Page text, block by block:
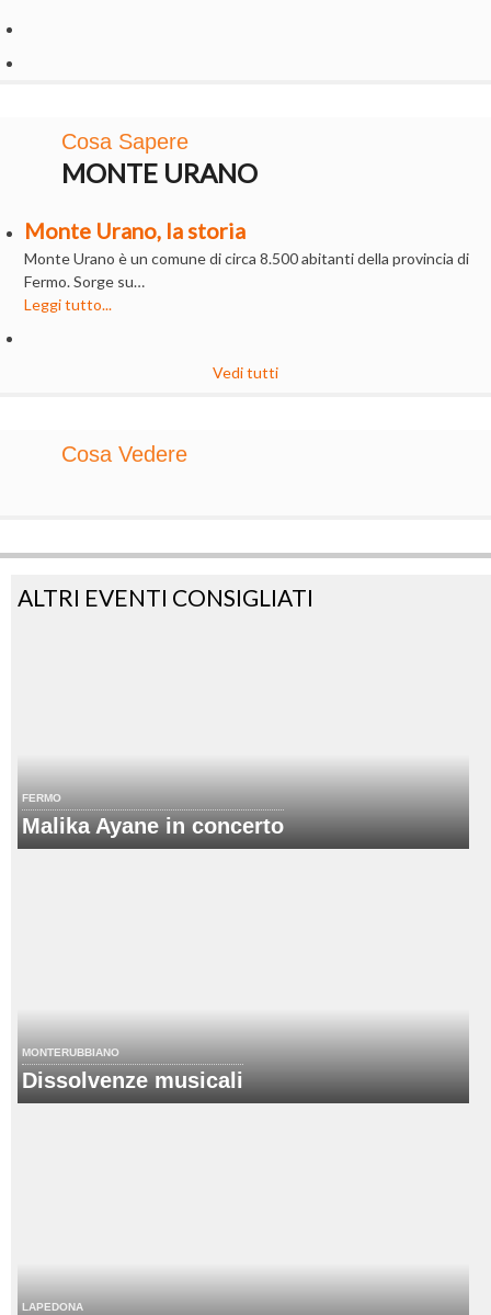
Cosa Sapere
MONTE URANO
Monte Urano, la storia
Monte Urano è un comune di circa 8.500 abitanti della provincia di
Fermo. Sorge su…
Leggi tutto...
Vedi tutti
Cosa Vedere
ALTRI EVENTI CONSIGLIATI
FERMO
Malika Ayane in concerto
MONTERUBBIANO
Dissolvenze musicali
LAPEDONA